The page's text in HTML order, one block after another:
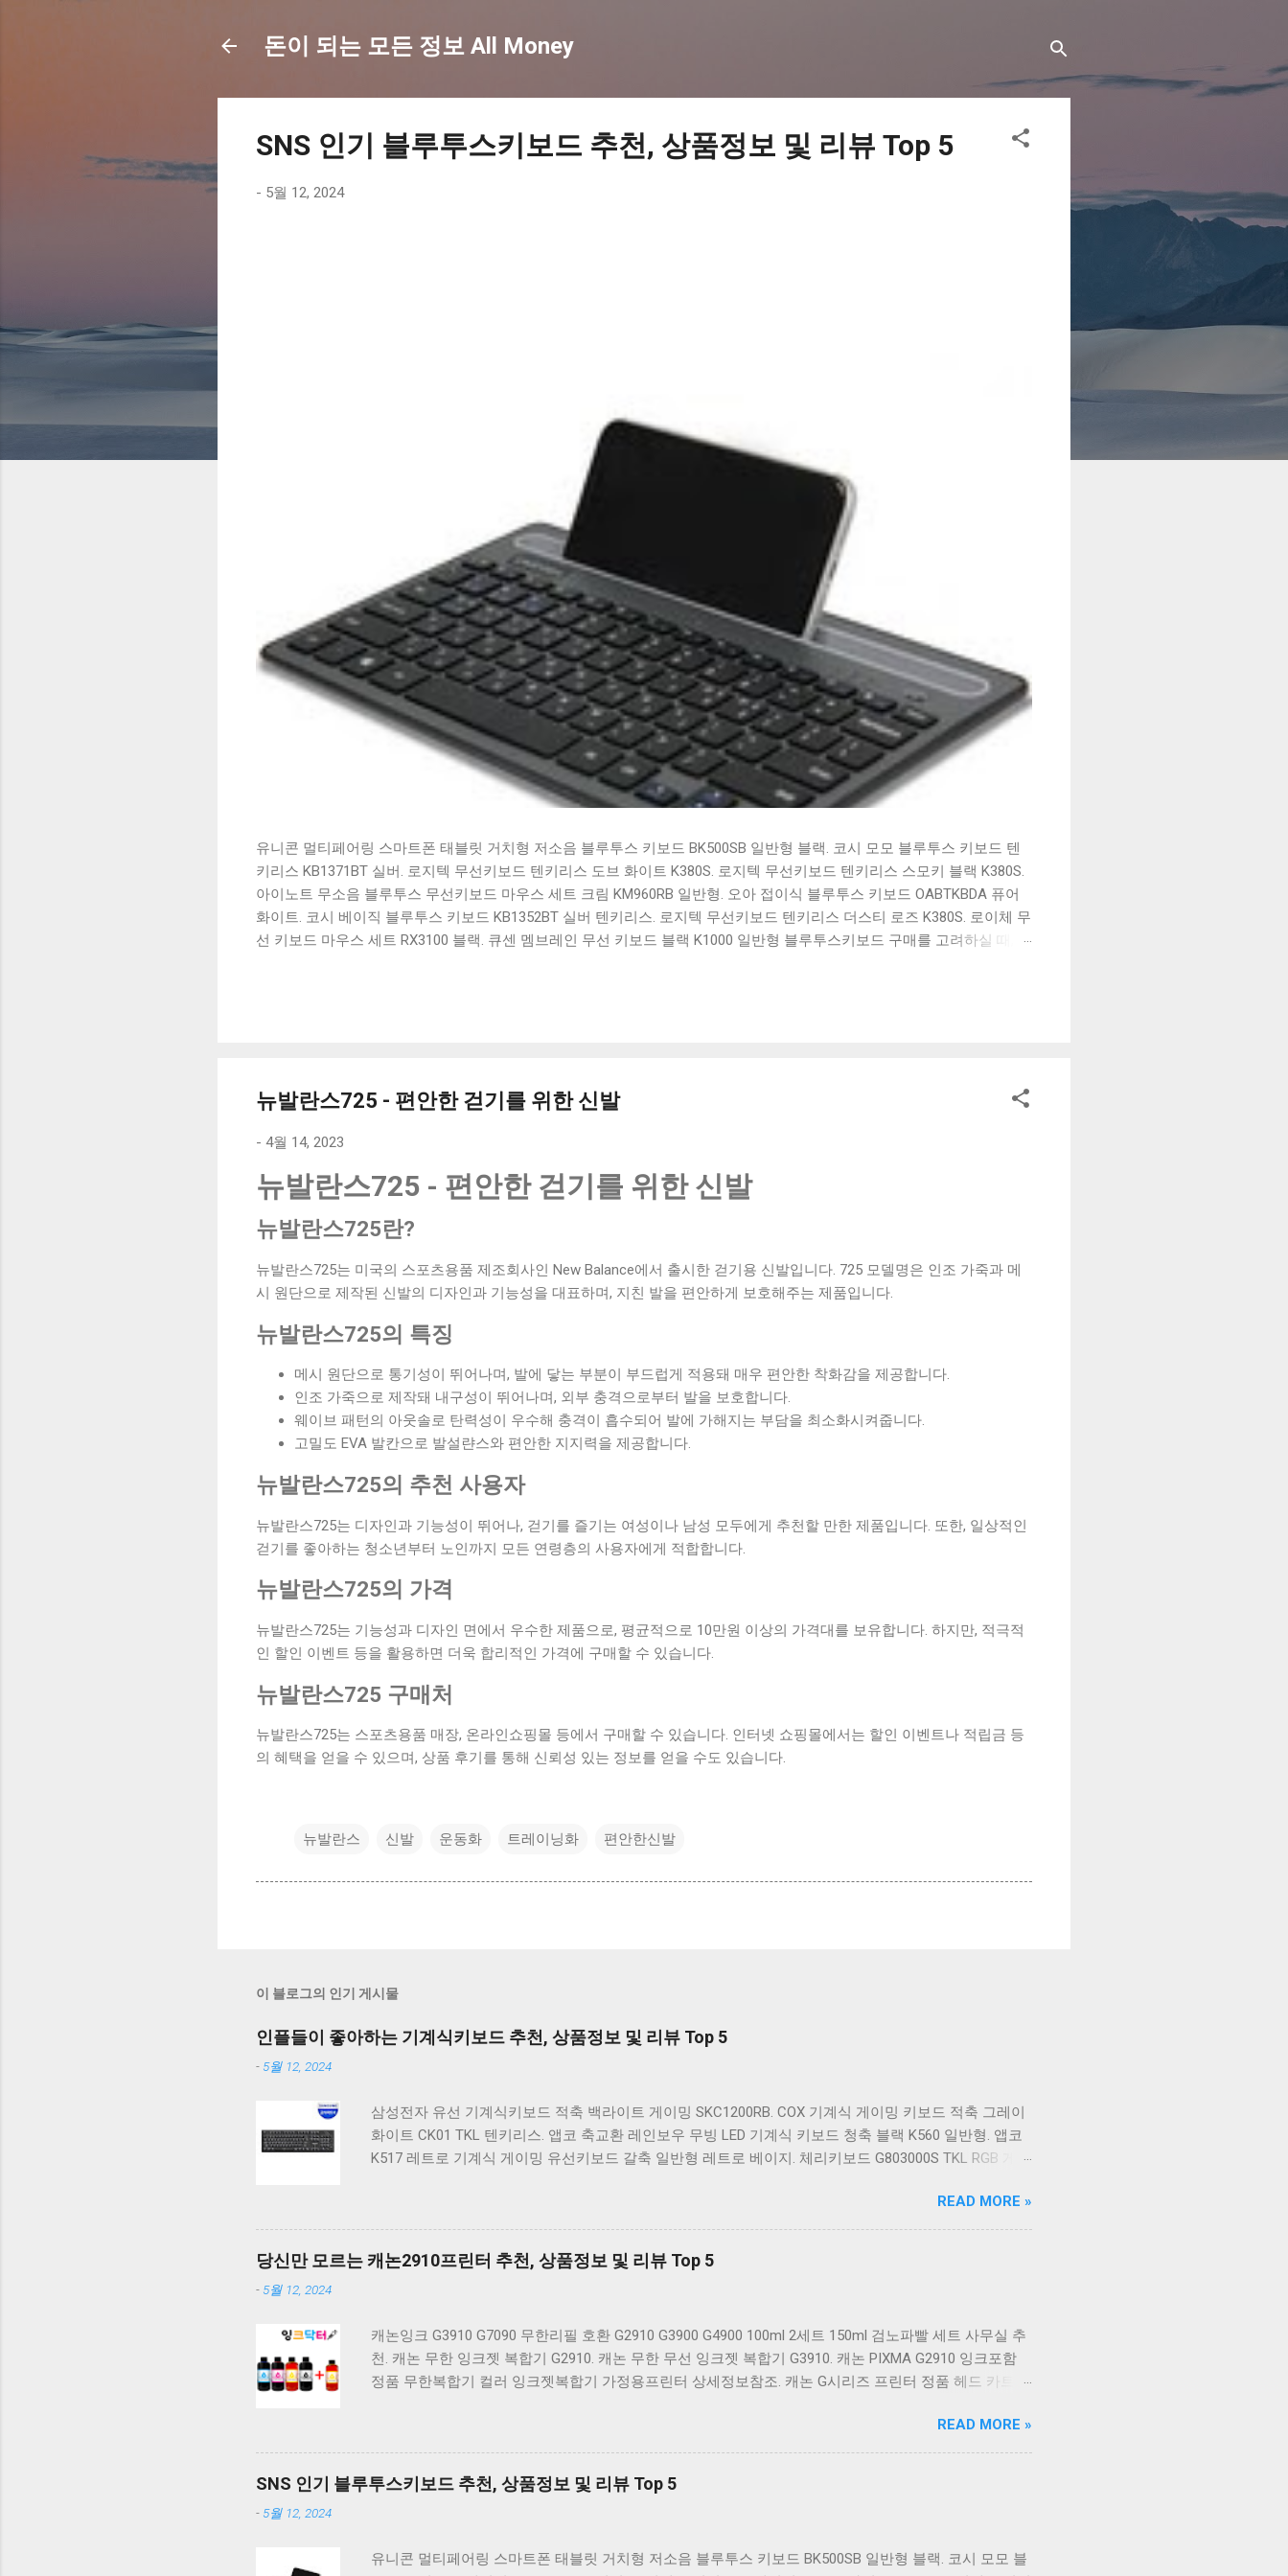
돈이 되는 모든 정보 All Money
SNS 인기 블루투스키보드 추천, 상품정보 및 리뷰 Top 5
- 5월 12, 2024
유니콘 멀티페어링 스마트폰 태블릿 거치형 저소음 블루투스 키보드 BK500SB 일반형 블랙. 코시 모모 블루투스 키보드 텐
키리스 KB1371BT 실버. 로지텍 무선키보드 텐키리스 도브 화이트 K380S. 로지텍 무선키보드 텐키리스 스모키 블랙 K380S.
아이노트 무소음 블루투스 무선키보드 마우스 세트 크림 KM960RB 일반형. 오아 접이식 블루투스 키보드 OABTKBDA 퓨어
화이트. 코시 베이직 블루투스 키보드 KB1352BT 실버 텐키리스. 로지텍 무선키보드 텐키리스 더스티 로즈 K380S. 로이체 무
선 키보드 마우스 세트 RX3100 블랙. 큐센 멤브레인 무선 키보드 블랙 K1000 일반형 블루투스키보드 구매를 고려하실 때, 추
뉴발란스725 - 편안한 걷기를 위한 신발
- 4월 14, 2023
뉴발란스725 - 편안한 걷기를 위한 신발
뉴발란스725란?
뉴발란스725는 미국의 스포츠용품 제조회사인 New Balance에서 출시한 걷기용 신발입니다. 725 모델명은 인조 가죽과 메
시 원단으로 제작된 신발의 디자인과 기능성을 대표하며, 지친 발을 편안하게 보호해주는 제품입니다.
뉴발란스725의 특징
메시 원단으로 통기성이 뛰어나며, 발에 닿는 부분이 부드럽게 적용돼 매우 편안한 착화감을 제공합니다.
인조 가죽으로 제작돼 내구성이 뛰어나며, 외부 충격으로부터 발을 보호합니다.
웨이브 패턴의 아웃솔로 탄력성이 우수해 충격이 흡수되어 발에 가해지는 부담을 최소화시켜줍니다.
고밀도 EVA 발칸으로 발설랸스와 편안한 지지력을 제공합니다.
뉴발란스725의 추천 사용자
뉴발란스725는 디자인과 기능성이 뛰어나, 걷기를 즐기는 여성이나 남성 모두에게 추천할 만한 제품입니다. 또한, 일상적인
걷기를 좋아하는 청소년부터 노인까지 모든 연령층의 사용자에게 적합합니다.
뉴발란스725의 가격
뉴발란스725는 기능성과 디자인 면에서 우수한 제품으로, 평균적으로 10만원 이상의 가격대를 보유합니다. 하지만, 적극적
인 할인 이벤트 등을 활용하면 더욱 합리적인 가격에 구매할 수 있습니다.
뉴발란스725 구매처
뉴발란스725는 스포츠용품 매장, 온라인쇼핑몰 등에서 구매할 수 있습니다. 인터넷 쇼핑몰에서는 할인 이벤트나 적립금 등
의 혜택을 얻을 수 있으며, 상품 후기를 통해 신뢰성 있는 정보를 얻을 수도 있습니다.
뉴발란스 신발 운동화 트레이닝화 편안한신발
이 블로그의 인기 게시물
인플들이 좋아하는 기계식키보드 추천, 상품정보 및 리뷰 Top 5
- 5월 12, 2024
삼성전자 유선 기계식키보드 적축 백라이트 게이밍 SKC1200RB. COX 기계식 게이밍 키보드 적축 그레이
화이트 CK01 TKL 텐키리스. 앱코 축교환 레인보우 무빙 LED 기계식 키보드 청축 블랙 K560 일반형. 앱코
K517 레트로 기계식 게이밍 유선키보드 갈축 일반형 레트로 베이지. 체리키보드 G803000S TKL RGB 게이
계식 키보드 4종 축 선택 적축 화이트. 앱코 레트로 기계식 게이밍 키보드 적축 K517 일반형 레트로 베이
지 K517 Retro. COX CK01 교체축 사이드 RGB 게이밍 기계식 키보드 네이비 CK01NV적축 일반형. 체리키
보드 XTRFY MX BOARD 3.1 RGB 게이밍 기계식 키보드 24종 축 선택 적축 블랙. COX 기계식 게이밍 키보
드 갈축 그레이 화이트 CK01 TKL 텐키리스 기계식키보드 구매를 고려하실 때, 추가 할인 혜택을 놓치지
고를 때는 더 고민이 많을 수 밖에 없습니다. 다양한 상품들을 상세스펙 과 가격 을 꼼꼼히 비교해서 구매
하실 수 있도록 순위 추천 해드릴게요. 특가상품 보러가기 ...
READ MORE »
당신만 모르는 캐논2910프린터 추천, 상품정보 및 리뷰 Top 5
- 5월 12, 2024
캐논잉크 G3910 G7090 무한리필 호환 G2910 G3900 G4900 100ml 2세트 150ml 검노파빨 세트 사무실 추
천. 캐논 무한 잉크젯 복합기 G2910. 캐논 무한 무선 잉크젯 복합기 G3910. 캐논 PIXMA G2910 잉크포함
정품 무한복합기 컬러 잉크젯복합기 가정용프린터 상세정보참조. 캐논 G시리즈 프린터 정품 헤드 카트리
캐논 프린터 G1900 G2900 G3900 G4900 G1910 G2910 G2915 G3910 G3915 G4902 G4910 G4911 리필 잉
크 1개 GI990 500ml 4색세트. 캐논 빌트인 정품무한 복합기 G2910 정품잉크 포함충전잉크4색 추가증정.
캐논 무한 잉크젯 복합기 G4910. 캐논 GI990 호환잉크 4색세트 G3910 G3900 G2900 G4900 G2910 G3915
G3100 G1900 G4902 G4910 G1910 리필 1세트. 캐논 무한 유무선 잉크젯 복합기 G6091 캐논2910프린터
이 어려우시죠? 특히 캐논2910프린터 같은 상품을 고를 때는 더 고민이 많을 수 밖에 없습니다. 다양한 상
READ MORE »
SNS 인기 블루투스키보드 추천, 상품정보 및 리뷰 Top 5
- 5월 12, 2024
유니콘 멀티페어링 스마트폰 태블릿 거치형 저소음 블루투스 키보드 BK500SB 일반형 블랙. 코시 모모 블